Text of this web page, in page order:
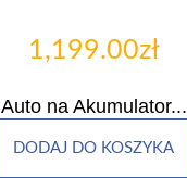
1,199.00zł
Auto na Akumulator...
DODAJ DO KOSZYKA